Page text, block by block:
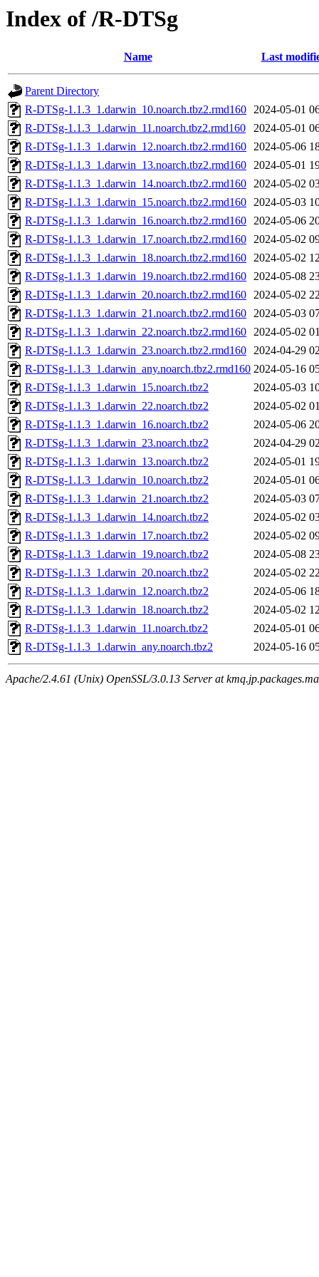
Index of /R-DTSg
Name Last
Parent Directory
R-DTSg-1.1.3_1.darwin_10.noarch.tbz2.rmd160 2024-05-01
R-DTSg-1.1.3_1.darwin_11.noarch.tbz2.rmd160
2024-05-01
R-DTSg-1.1.3_1.darwin_12.noarch.tbz2.rmd160 2024-05-06
R-DTSg-1.1.3_1.darwin_13.noarch.tbz2.rmd160 2024-05-01
R-DTSg-1.1.3_1.darwin_14.noarch.tbz2.rmd160 2024-05-02
R-DTSg-1.1.3_1.darwin_15.noarch.tbz2.rmd160 2024-05-03
R-DTSg-1.1.3_1.darwin_16.noarch.tbz2.rmd160 2024-05-06
R-DTSg-1.1.3_1.darwin_17.noarch.tbz2.rmd160 2024-05-02
R-DTSg-1.1.3_1.darwin_18.noarch.tbz2.rmd160 2024-05-02
R-DTSg-1.1.3_1.darwin_19.noarch.tbz2.rmd160 2024-05-08
R-DTSg-1.1.3_1.darwin_20.noarch.tbz2.rmd160 2024-05-02
R-DTSg-1.1.3_1.darwin_21.noarch.tbz2.rmd160 2024-05-03
R-DTSg-1.1.3_1.darwin_22.noarch.tbz2.rmd160 2024-05-02
R-DTSg-1.1.3_1.darwin_23.noarch.tbz2.rmd160 2024-04-29
R-DTSg-1.1.3_1.darwin_any.noarch.tbz2.rmd160 2024-05-16
R-DTSg-1.1.3_1.darwin_15.noarch.tbz2
2024-05-03
R-DTSg-1.1.3_1.darwin_22.noarch.tbz2
2024-05-02
R-DTSg-1.1.3_1.darwin_16.noarch.tbz2
2024-05-06
R-DTSg-1.1.3_1.darwin_23.noarch.tbz2
2024-04-29
R-DTSg-1.1.3_1.darwin_13.noarch.tbz2
2024-05-01
R-DTSg-1.1.3_1.darwin_10.noarch.tbz2
2024-05-01
R-DTSg-1.1.3_1.darwin_21.noarch.tbz2
2024-05-03
R-DTSg-1.1.3_1.darwin_14.noarch.tbz2
2024-05-02
R-DTSg-1.1.3_1.darwin_17.noarch.tbz2
2024-05-02
R-DTSg-1.1.3_1.darwin_19.noarch.tbz2
2024-05-08
R-DTSg-1.1.3_1.darwin_20.noarch.tbz2
2024-05-02
R-DTSg-1.1.3_1.darwin_12.noarch.tbz2
2024-05-06
R-DTSg-1.1.3_1.darwin_18.noarch.tbz2
2024-05-02
R-DTSg-1.1.3_1.darwin_11.noarch.tbz2
2024-05-01
R-DTSg-1.1.3_1.darwin_any.noarch.tbz2
2024-05-16
Apache/2.4.61 (Unix) OpenSSL/3.0.13 Server at